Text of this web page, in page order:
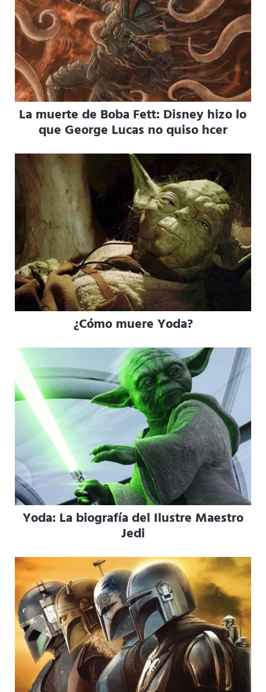
La muerte de Boba Fett: Disney hizo lo
que George Lucas no quiso hcer
¿Cómo muere Yoda?
Yoda: La biografía del Ilustre Maestro
Jedi